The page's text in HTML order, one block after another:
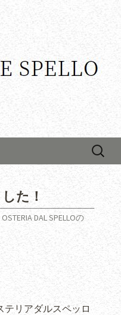
検
た！
OSTERIA DAL SPELLOの
テリアダルスペッロ